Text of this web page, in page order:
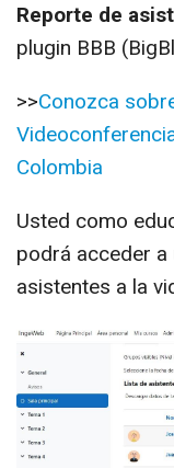
Reporte de
plugin BBB
>>Conozca
Colombia
Usted como
podrá acceder
asistentes a la